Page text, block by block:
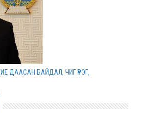
Дээд шүүхийн нийт шүүгчийн хуралдаан болов
Нээлттэй ажлын байрны зар
2022 оны 03 сарын 31
ДААСАН БАЙДАЛ, ЧИГ ҮҮРЭГ,